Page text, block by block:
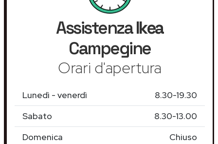
AssistenzaIkea
Campegine
Orari d'apertura
Lunedì - venerdì
8.30-19.30
Sabato
8.30-13.00
Domenica
Chiuso